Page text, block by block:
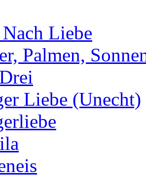
Liebe
Palmen,
Liebe (Unecht)